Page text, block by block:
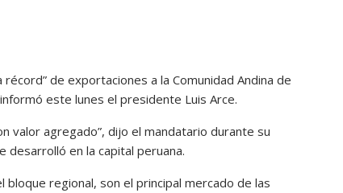
de exportaciones a la Comunidad Andina de
este lunes el presidente Luis Arce.
valor agregado”, dijo el mandatario durante su
desarrolló en la capital peruana.
regional, son el principal mercado de las